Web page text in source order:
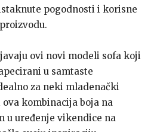
pogodnosti i korisne
ovi novi modeli sofa koji
u samtaste
za neki mladenački
kombinacija boja na
u uređenje vikendice na